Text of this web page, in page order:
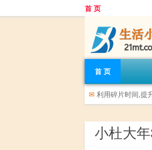
首 页
首 页
✉ 利用碎片时间,提
小杜大